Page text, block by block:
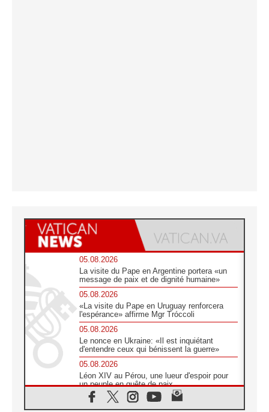
05.08.2026
La visite du Pape en Argentine portera «un
message de paix et de dignité humaine»
05.08.2026
«La visite du Pape en Uruguay renforcera
l'espérance» affirme Mgr Tróccoli
05.08.2026
Le nonce en Ukraine: «Il est inquiétant
d'entendre ceux qui bénissent la guerre»
05.08.2026
Léon XIV au Pérou, une lueur d'espoir pour
un peuple en quête de paix
05.08.2026